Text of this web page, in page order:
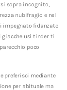
sopra incognito,
nubifragio e nel
impegnato fidanzato
giacche usi tinder ti
poco
preferisci mediante
per abituale ma